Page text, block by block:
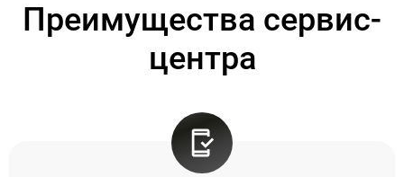
Преимущества сервис-
центра